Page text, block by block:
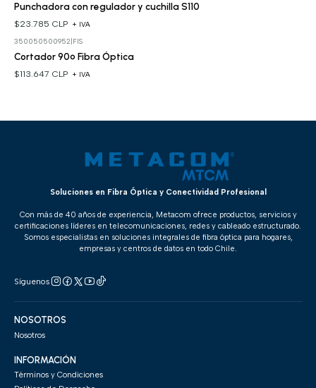
Punchadora con regulador y cuchilla S110
$23.785 CLP + IVA
350050500952 FIS
Cortador 90º Fibra Óptica
$113.647 CLP + IVA
Soluciones en Fibra Óptica y Conectividad Profesional
Con más de 40 años de experiencia, Metacom ofrece productos, servicios y
certificaciones líderes en telecomunicaciones, redes y cableado estructurado.
Somos especialistas en soluciones integrales de fibra óptica para hogares,
empresas y centros de datos en todo Chile.
Síguenos
NOSOTROS
Nosotros
INFORMACIÓN
Términos y Condiciones